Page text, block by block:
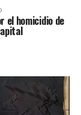
el homicidio de